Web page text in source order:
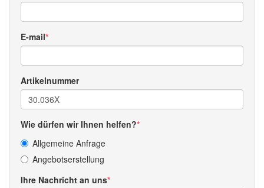
E-mail
Artikelnummer
Wie dürfen wir Ihnen helfen?
Allgemeine Anfrage
Angebotserstellung
Ihre Nachricht an uns